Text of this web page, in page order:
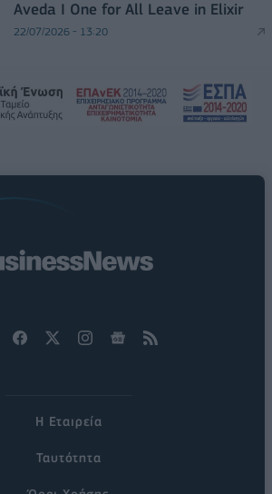
Aveda I One for All Leave in Elixir
22/07/2026 - 13:20
Η Εταιρεία
Ταυτότητα